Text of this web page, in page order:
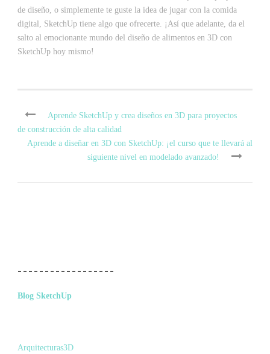
de diseño, o simplemente te guste la idea de jugar con la comida
digital, SketchUp tiene algo que ofrecerte. ¡Así que adelante, da el
salto al emocionante mundo del diseño de alimentos en 3D con
SketchUp hoy mismo!
Aprende SketchUp y crea diseños en 3D para proyectos
de construcción de alta calidad
Aprende a diseñar en 3D con SketchUp: ¡el curso que te llevará al
siguiente nivel en modelado avanzado!
Blog SketchUp
Arquitecturas3D